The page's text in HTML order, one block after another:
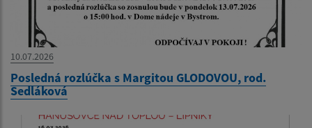
10.07.2026
Posledná rozlúčka s Margitou GLODOVOU, rod.
Sedláková